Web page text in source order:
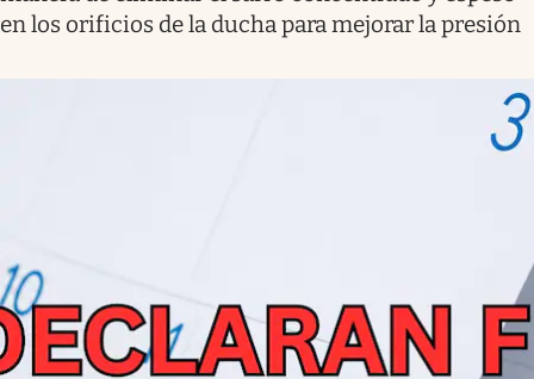
en los orificios de la ducha para mejorar la presión